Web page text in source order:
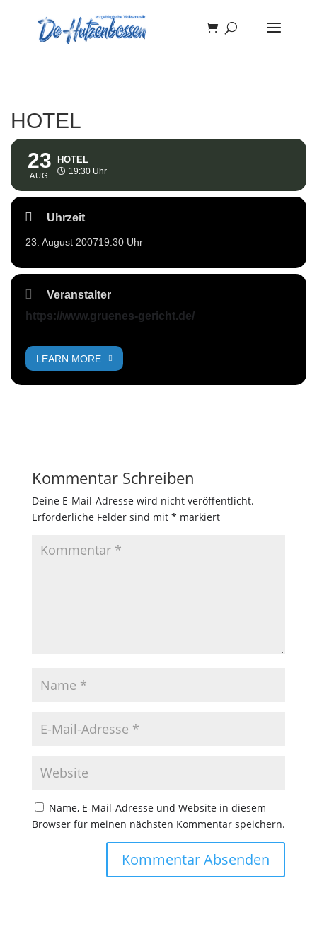
HOTEL
23
AUG
HOTEL
19:30 Uhr
Uhrzeit
23. August 200719:30 Uhr
Veranstalter
https://www.gruenes-gericht.de/
LEARN MORE
Kommentar Schreiben
Deine E-Mail-Adresse wird nicht veröffentlicht.
Erforderliche Felder sind mit * markiert
Name, E-Mail-Adresse und Website in diesem
Browser für meinen nächsten Kommentar speichern.